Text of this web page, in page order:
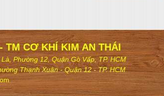
TM CƠ KHÍ KIM AN THÁI
Phường 12, Quận Gò Vấp, TP. HCM
Thạnh Xuân - Quận 12 - TP. HCM